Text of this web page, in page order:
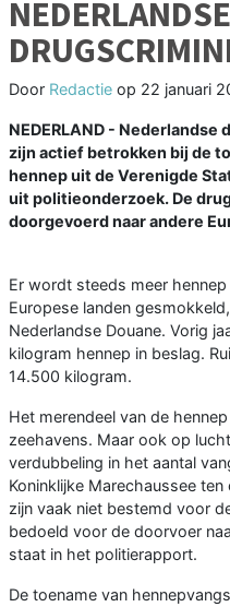
NEDERLANDSE
Door Redactie op 22 januari
NEDERLAND -
zijn actief betrokken bij de
hennep uit de Verenigde
uit politieonderzoek. De
doorgevoerd naar andere
Er wordt steeds meer
Europese landen
Nederlandse Douane. Vorig
kilogram hennep in beslag.
14.500 kilogram.
Het merendeel van de
zeehavens. Maar ook op
verdubbeling in het aantal
Koninklijke Marechaussee
zijn vaak niet bestemd voor
bedoeld voor de doorvoer
staat in het politierapport.
De toename van